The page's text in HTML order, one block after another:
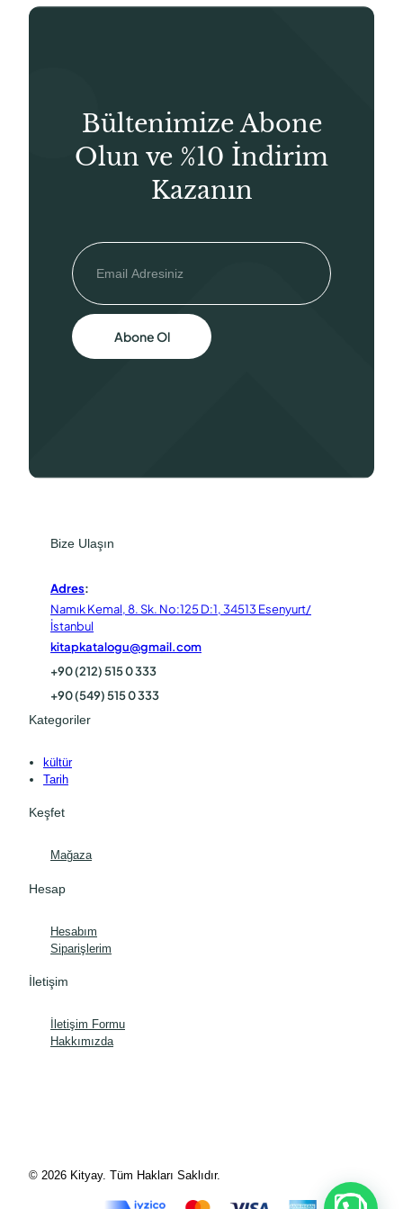
Bültenimize Abone
Olun ve %10 İndirim
Kazanın
Abone Ol
Bize Ulaşın
Adres:
Namık Kemal, 8. Sk. No:125 D:1, 34513 Esenyurt/
İstanbul
kitapkatalogu@gmail.com
+90 (212) 515 0 333
+90 (549) 515 0 333
Kategoriler
kültür
Tarih
Keşfet
Mağaza
Hesap
Hesabım
Siparişlerim
İletişim
İletişim Formu
Hakkımızda
© 2026 Kityay. Tüm Hakları Saklıdır.